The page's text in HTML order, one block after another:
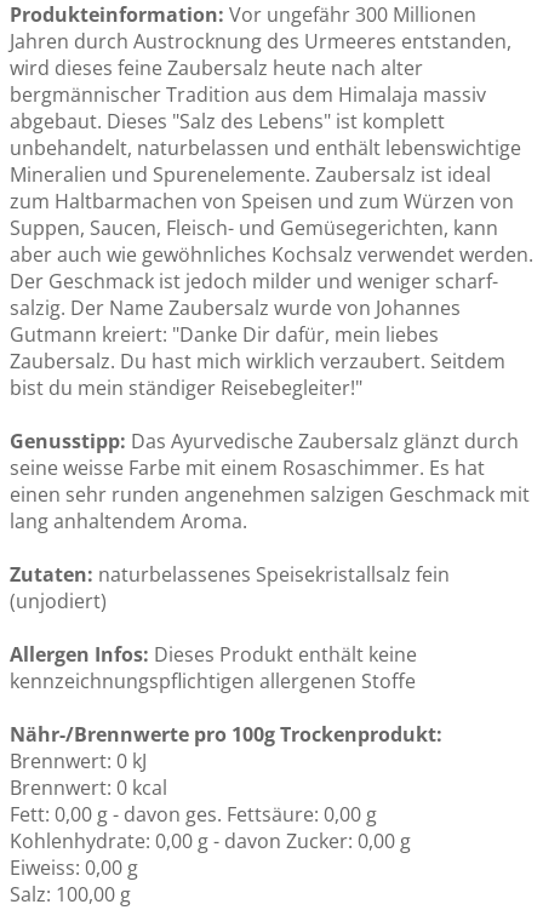
Alles Liebe Gewürzblüten Streudose 30g
CHF 10.60
Chai Küsschen Streudose 70g
CHF 9.00
Fastenzeit Btl. à18
CHF 8.20
Basen Fastenzeit Tee 50g
Produkteinformation: Vor ungefähr 300 Millionen
Jahren durch Austrocknung des Urmeeres entstanden,
wird dieses feine Zaubersalz heute nach alter
bergmännischer Tradition aus dem Himalaja massiv
abgebaut. Dieses "Salz des Lebens" ist komplett
unbehandelt, naturbelassen und enthält lebenswichtige
Mineralien und Spurenelemente. Zaubersalz ist ideal
zum Haltbarmachen von Speisen und zum Würzen von
Suppen, Saucen, Fleisch- und Gemüsegerichten, kann
aber auch wie gewöhnliches Kochsalz verwendet werden.
Der Geschmack ist jedoch milder und weniger scharf-
salzig. Der Name Zaubersalz wurde von Johannes
Gutmann kreiert: "Danke Dir dafür, mein liebes
Zaubersalz. Du hast mich wirklich verzaubert. Seitdem
bist du mein ständiger Reisebegleiter!"
Genusstipp: Das Ayurvedische Zaubersalz glänzt durch
seine weisse Farbe mit einem Rosaschimmer. Es hat
einen sehr runden angenehmen salzigen Geschmack mit
lang anhaltendem Aroma.
Zutaten: naturbelassenes Speisekristallsalz fein
(unjodiert)
Allergen Infos: Dieses Produkt enthält keine
kennzeichnungspflichtigen allergenen Stoffe
Nähr-/Brennwerte pro 100g Trockenprodukt:
Brennwert: 0 kJ
Brennwert: 0 kcal
Fett: 0,00 g - davon ges. Fettsäure: 0,00 g
Kohlenhydrate: 0,00 g - davon Zucker: 0,00 g
Eiweiss: 0,00 g
Salz: 100,00 g